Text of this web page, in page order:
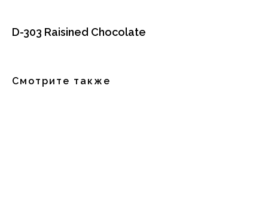
D-303 Raisined Chocolate
Смотрите также